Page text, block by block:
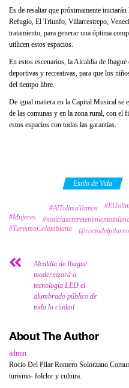
Es de resaltar que próximamente
Refugio, El Triunfo, Villarrestrepo,
tratamiento, para generar una óptima
utilicen estos espacios.
En estos escenarios, la Alcaldía de
deportivas y recreativas, para que los
del tiempo libre.
De igual manera en la Capital Musical se
de las comunas y en la zona rural, con el
estos espacios con todas las garantías.
Estilo de Vida
#AlTolimaVamos
#Mujeres
#TurismoColombiano
Alcaldía de Ibagué
modernizará a
tecnología LED el
alumbrado público de
toda la ciudad
About The Author
admin
Rocio Del Pilar Romero Solorzano
turismo- folclor y cultura.